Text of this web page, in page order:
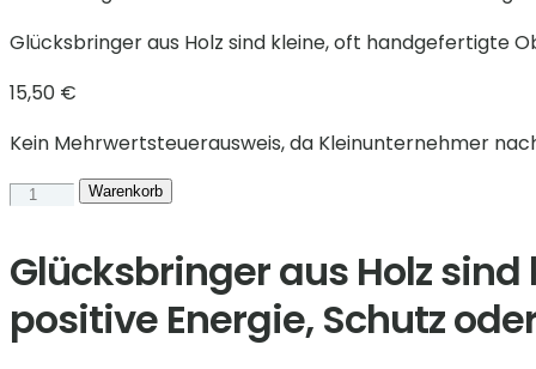
Glücksbringer aus Holz sind kleine, oft handgefertigte
15,50 €
Kein Mehrwertsteuerausweis, da Kleinunternehmer nach
Camper
Hedin"
Menge
Warenkorb
Glücksbringer aus Holz
positive Energie, Schutz